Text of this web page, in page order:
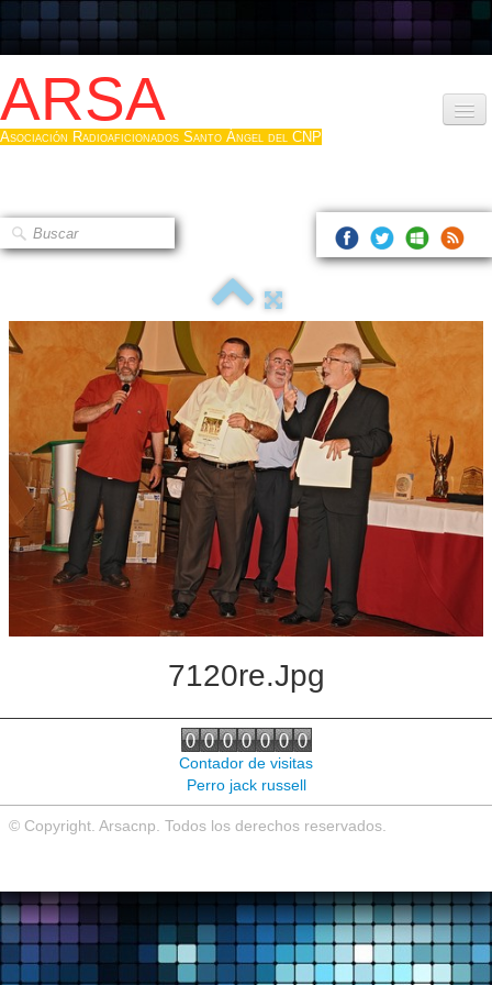
ARSA
Asociación Radioaficionados Santo Ángel del CNP
Que es la ARSA
Hacerse socio
Log diploma en Pdf
▼
Sistemas Digitales
Noticias de interés
Contacto
7120re.jpg
Contador de visitas
Perro jack russell
© Copyright. Arsacnp. Todos los derechos reservados.